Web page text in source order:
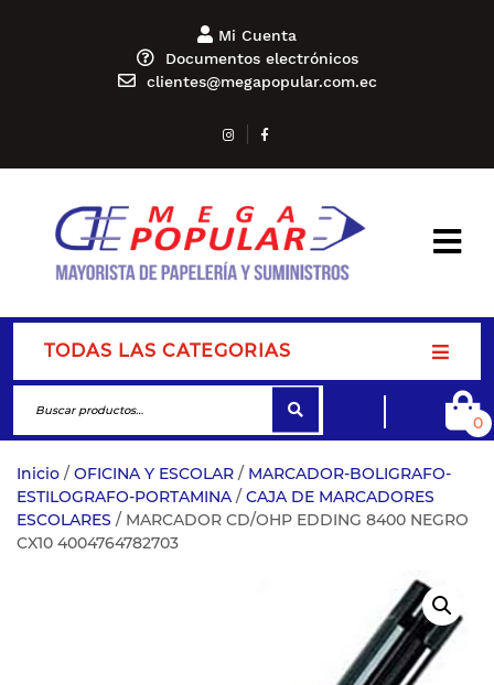
Mi Cuenta
Documentos electrónicos
clientes@megapopular.com.ec
TODAS LAS CATEGORIAS
0
Inicio / OFICINA Y ESCOLAR / MARCADOR-BOLIGRAFO-
ESTILOGRAFO-PORTAMINA / CAJA DE MARCADORES
ESCOLARES / MARCADOR CD/OHP EDDING 8400 NEGRO
CX10 4004764782703